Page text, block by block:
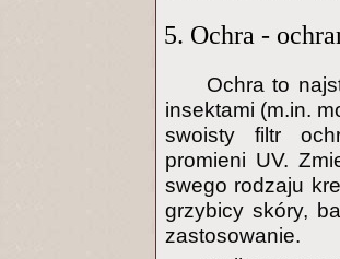
5. Ochra -
Ochra to
insektami (m.in.
swoisty filtr
promieni UV.
swego rodzaju
grzybicy skóry,
zastosowanie.